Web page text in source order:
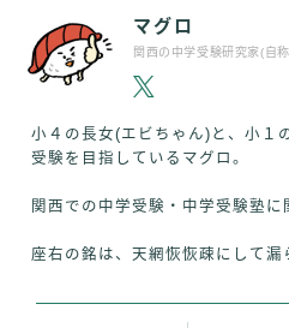
マグロ
関西の中学受験研究家(自
小４の長女(エビちゃん)と、小１
受験を目指しているマグロ。
関西での中学受験・中学受験塾に
座右の銘は、天網恢恢疎にして漏